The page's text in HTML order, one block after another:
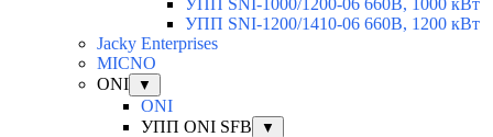
УПП SNI-1200/1410-06 660В, 1200 кВт
Jacky Enterprises
MICNO
ONI
▼
ONI
УПП ONI SFB
▼